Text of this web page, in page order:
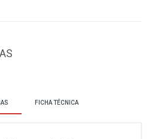
FICHA TÉCNICA